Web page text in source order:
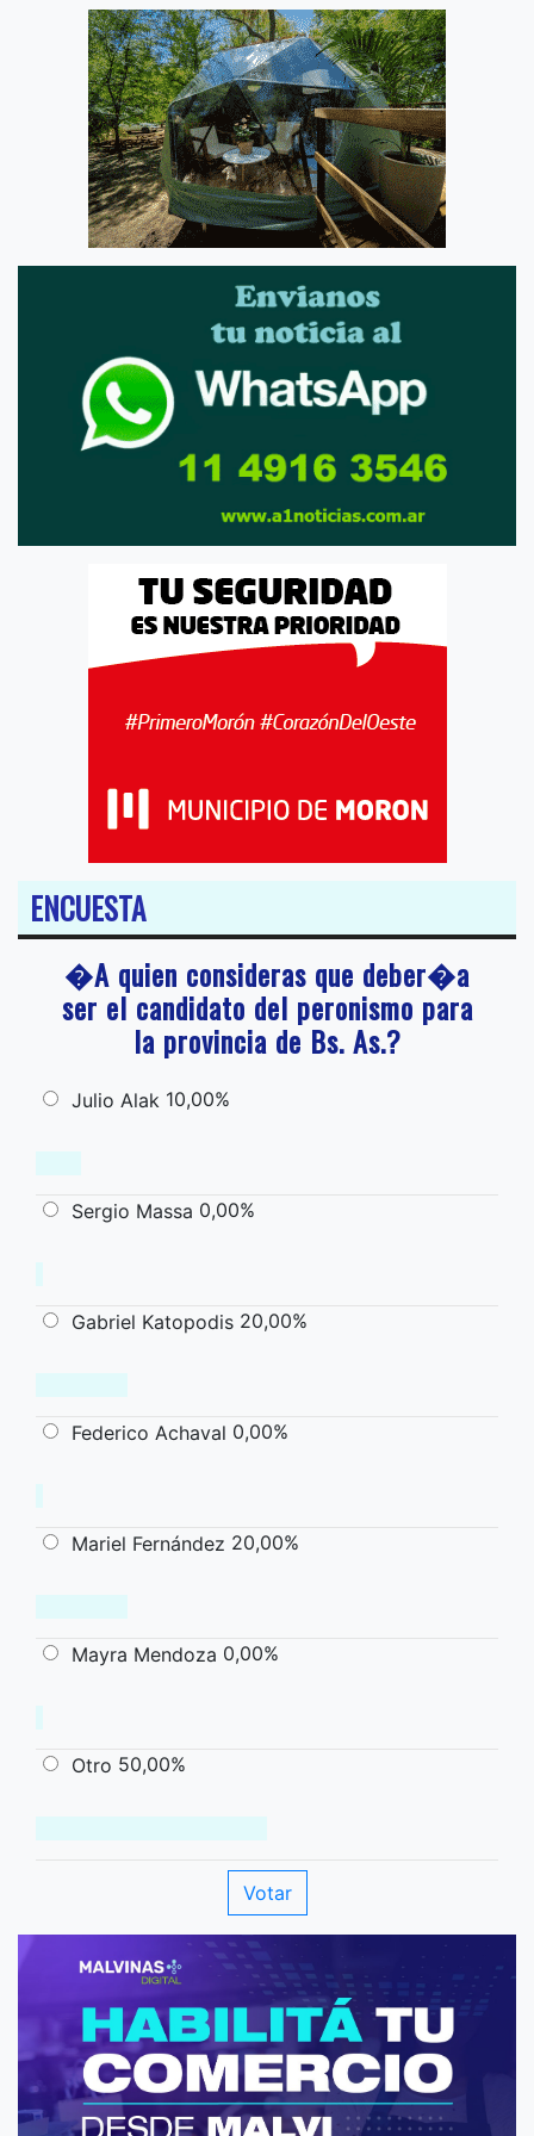
ENCUESTA
�A quien consideras que deber�a
ser el candidato del peronismo para
la provincia de Bs. As.?
Julio Alak 10,00%
Sergio Massa 0,00%
Gabriel Katopodis 20,00%
Federico Achaval 0,00%
Mariel Fernández 20,00%
Mayra Mendoza 0,00%
Otro 50,00%